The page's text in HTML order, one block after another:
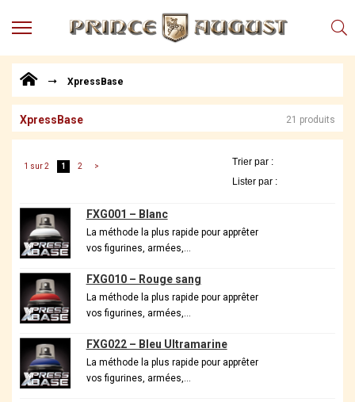
MENU
Points
de
Vente
Conseil
Techniques,
trucs et
astuces
Vidéos
XpressBase
XpressBase 21 produits
1 sur 2 1 2 >
FXG001 – Blanc
La méthode la plus rapide pour apprêter
vos figurines, armées,…
FXG010 – Rouge sang
La méthode la plus rapide pour apprêter
vos figurines, armées,…
FXG022 – Bleu Ultramarine
La méthode la plus rapide pour apprêter
vos figurines, armées,…